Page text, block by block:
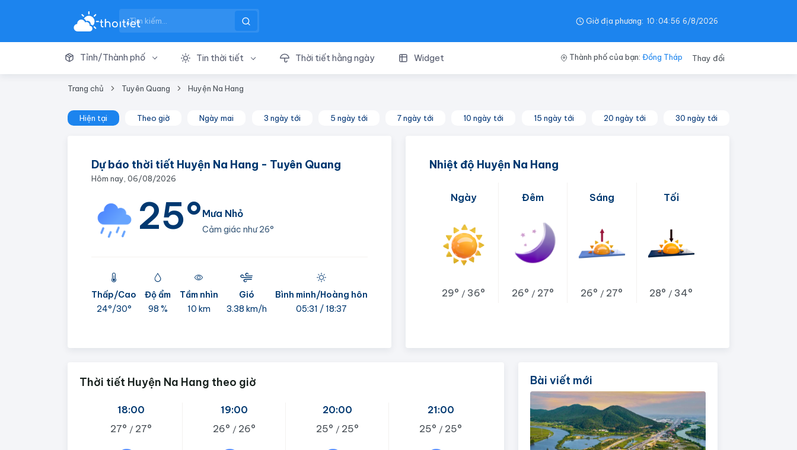
Giờ địa phương: 10 : 04:57 6/8/2026
Tỉnh/Thành phố Tin thời tiết Thời tiết hằng ngày Widget Thành phố của bạn: Đồng Tháp Thay đổi
Trang chủ Tuyên Quang Huyện Na Hang
Hiện tại Theo giờ Ngày mai 3 ngày tới 5 ngày tới 7 ngày tới 10 ngày tới 15 ngày tới 20 ngày tới 30 ngày tới
Dự báo thời tiết Huyện Na Hang - Tuyên Quang
Hôm nay, 06/08/2026
25° Mưa Nhỏ
Cảm giác như26°
Thấp/Cao
24°/30°
Độ ẩm
98 %
Tầm nhìn
10 km
Gió
3.38 km/h
Bình minh/Hoàng hôn
05:31 / 18:37
Nhiệt độ Huyện Na Hang
Ngày
29° / 36°
Đêm
26° / 27°
Sáng
26° / 27°
Tối
28° / 34°
Thời tiết Huyện Na Hang theo giờ
18:00
27° / 27°
19:00
26° / 26°
20:00
25° / 25°
21:00
25° / 25°
Bài viết mới